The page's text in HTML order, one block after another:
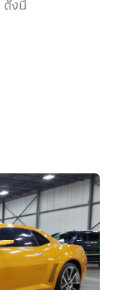
ดังนี้